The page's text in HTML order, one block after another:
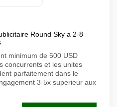
Round Sky a 2-8
minimum de 500 USD
concurrents et les unites
parfaitement dans le
3-5x superieur aux